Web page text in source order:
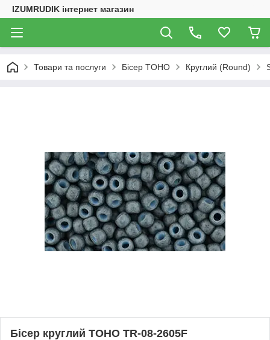
IZUMRUDIK інтернет магазин
Товари та послуги Бісер TOHO Круглий (Round)
Бісер круглий TOHO TR-08-2605F